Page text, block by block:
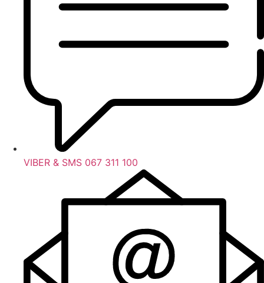
VIBER & SMS 067 311 100